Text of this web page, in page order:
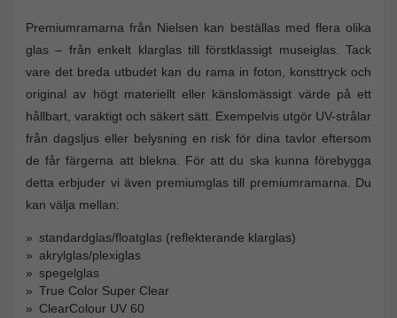
Premiumramarna från Nielsen kan beställas med flera olika
glas – från enkelt klarglas till förstklassigt museiglas. Tack
vare det breda utbudet kan du rama in foton, konsttryck och
original av högt materiellt eller känslomässigt värde på ett
hållbart, varaktigt och säkert sätt. Exempelvis utgör UV-strålar
från dagsljus eller belysning en risk för dina tavlor eftersom
de får färgerna att blekna. För att du ska kunna förebygga
detta erbjuder vi även premiumglas till premiumramarna. Du
kan välja mellan:
standardglas/floatglas (reflekterande klarglas)
akrylglas/plexiglas
spegelglas
True Color Super Clear
ClearColour UV 60